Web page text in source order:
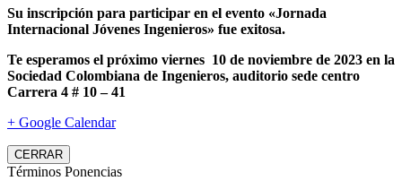
Su inscripción para participar en el evento «Jornada
Internacional Jóvenes Ingenieros» fue exitosa.
Te esperamos el próximo viernes 10 de noviembre de 2023 en la
Sociedad Colombiana de Ingenieros, auditorio sede centro
Carrera 4 # 10 – 41
+ Google Calendar
CERRAR
Términos Ponencias